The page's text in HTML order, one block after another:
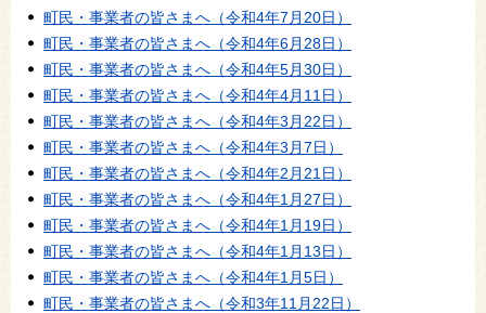
町民・事業者の皆さまへ（令和4年7月20日）
町民・事業者の皆さまへ（令和4年6月28日）
町民・事業者の皆さまへ（令和4年5月30日）
町民・事業者の皆さまへ（令和4年4月11日）
町民・事業者の皆さまへ（令和4年3月22日）
町民・事業者の皆さまへ（令和4年3月7日）
町民・事業者の皆さまへ（令和4年2月21日）
町民・事業者の皆さまへ（令和4年1月27日）
町民・事業者の皆さまへ（令和4年1月19日）
町民・事業者の皆さまへ（令和4年1月13日）
町民・事業者の皆さまへ（令和4年1月5日）
町民・事業者の皆さまへ（令和3年11月22日）